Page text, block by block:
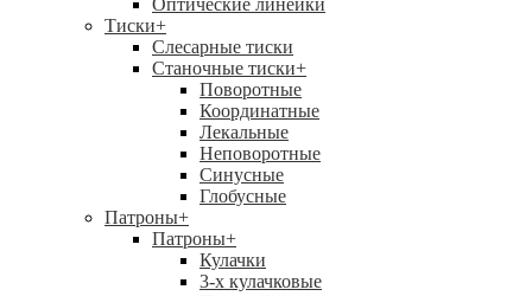
Оптические линейки
Тиски+
Слесарные тиски
Станочные тиски+
Поворотные
Координатные
Лекальные
Неповоротные
Синусные
Глобусные
Патроны+
Патроны+
Кулачки
3-х кулачковые